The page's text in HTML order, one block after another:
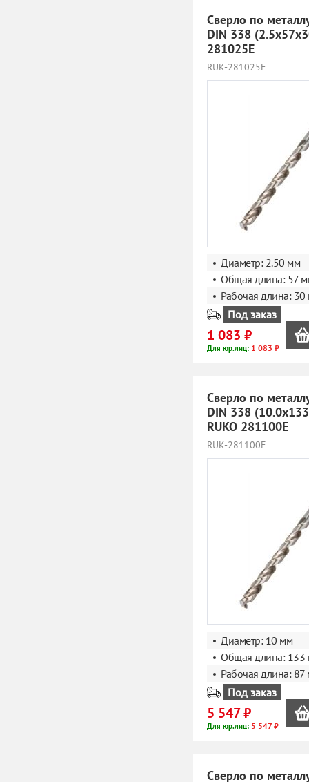
Сверло по
DIN 338
281025E
RUK-281025E
Диаметр: 2.50 мм
Общая длина: 57
Рабочая длина:
Под заказ
1 083 ₽
Для юр.лиц: 1 083 ₽
Сверло по
DIN 338
RUKO 281100E
RUK-281100E
Диаметр: 10 мм
Общая длина: 133
Рабочая длина: 87
Под заказ
5 547 ₽
Для юр.лиц: 5 547 ₽
Сверло по